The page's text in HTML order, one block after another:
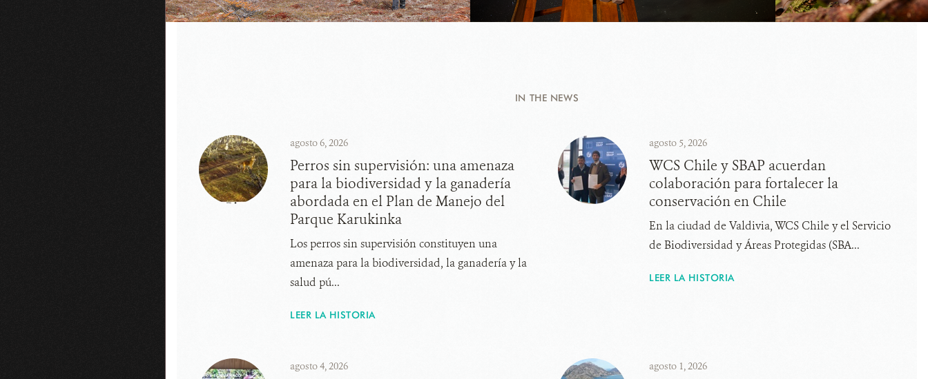
IN THE NEWS
agosto 6, 2026
Perros sin supervisión: una amenaza
para la biodiversidad y la ganadería
abordada en el Plan de Manejo del
Parque Karukinka
Los perros sin supervisión constituyen una
amenaza para la biodiversidad, la ganadería y la
salud pú...
LEER LA HISTORIA
agosto 5, 2026
WCS Chile y SBAP acuerdan
colaboración para fortalecer la
conservación en Chile
En la ciudad de Valdivia, WCS Chile y el Servicio
de Biodiversidad y Áreas Protegidas (SBA...
LEER LA HISTORIA
agosto 4, 2026 agosto 1, 2026